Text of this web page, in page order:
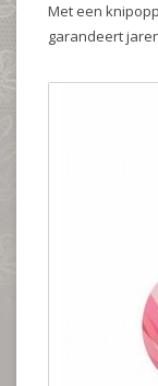
Met een
garandeert